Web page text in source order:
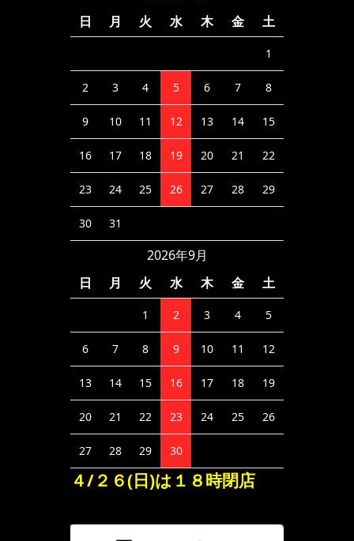
日
月 火 水 木 金 土
1
2 3 4 5 6 7 8
9 10 11 12 13 14 15
16 17 18 19 20 21 22
23 24 25 26 27 28 29
30 31
2026年9月
日
月 火 水 木 金 土
1 2 3 4 5
6 7 8 9 10 11 12
13 14 15 16 17 18 19
20 21 22 23 24 25 26
27 28 29 30
４/２６(日)は１８時閉店